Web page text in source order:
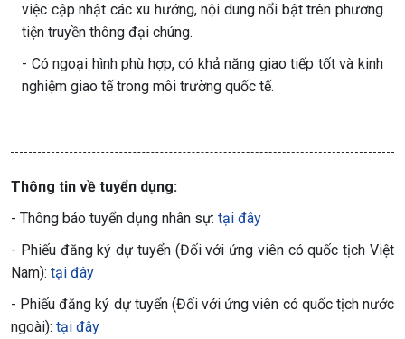
việc cập nhật các xu hướng, nội dung nổi bật trên phương
tiện truyền thông đại chúng.
- Có ngoại hình phù hợp, có khả năng giao tiếp tốt và kinh
nghiệm giao tế trong môi trường quốc tế.
Thông tin về tuyển dụng:
- Thông báo tuyển dụng nhân sự: tại đây
- Phiếu đăng ký dự tuyển (Đối với ứng viên có quốc tịch Việt
Nam): tại đây
- Phiếu đăng ký dự tuyển (Đối với ứng viên có quốc tịch nước
ngoài): tại đây